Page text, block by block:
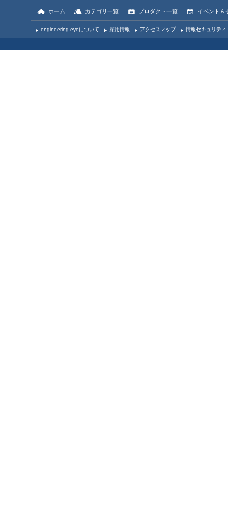
ホーム カテゴリ一覧 プロダクト一覧 イベント＆
engineering-eyeについて 採用情報 アクセスマップ 情報セキュリテ